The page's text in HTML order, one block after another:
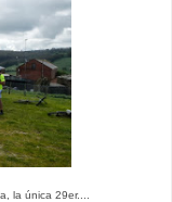
la única 29er....